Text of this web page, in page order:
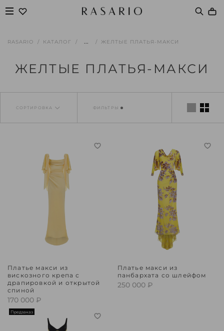
RASARIO КАТАЛОГ ... ЖЕЛТЫЕ ПЛАТЬЯ-МАКСИ
ЖЕЛТЫЕ ПЛАТЬЯ-МАКСИ
СОРТИРОВКА ФИЛЬТРЫ
Платье макси из
вискозного крепа с
драпировкой и открытой
спиной
170 000 ₽
Платье макси из
панбархата со шлейфом
250 000 ₽
Предзаказ